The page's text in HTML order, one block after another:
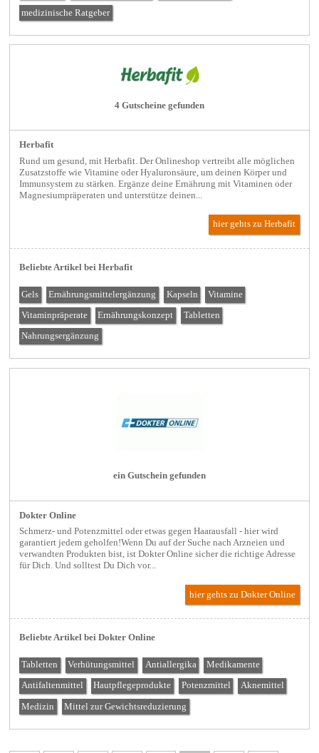
medizinische Ratgeber
4 Gutscheine gefunden
Herbafit
Rund um gesund, mit Herbafit. Der Onlineshop vertreibt alle möglichen
Zusatzstoffe wie Vitamine oder Hyaluronsäure, um deinen Körper und
Immunsystem zu stärken. Ergänze deine Ernährung mit Vitaminen oder
Magnesiumpräperaten und unterstütze deinen...
hier gehts zu Herbafit
Beliebte Artikel bei Herbafit
Gels Ernährungsmittelergänzung Kapseln Vitamine
Vitaminpräperate Ernährungskonzept Tabletten
Nahrungsergänzung
ein Gutschein gefunden
Dokter Online
Schmerz- und Potenzmittel oder etwas gegen Haarausfall - hier wird
garantiert jedem geholfen!Wenn Du auf der Suche nach Arzneien und
verwandten Produkten bist, ist Dokter Online sicher die richtige Adresse
für Dich. Und solltest Du Dich vor...
hier gehts zu Dokter Online
Beliebte Artikel bei Dokter Online
Tabletten Verhütungsmittel Antiallergika Medikamente
Antifaltenmittel Hautpflegeprodukte Potenzmittel Aknemittel
Medizin Mittel zur Gewichtsreduzierung